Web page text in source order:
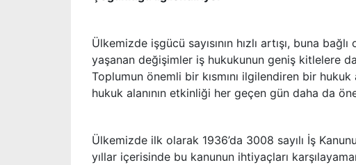
Ülkemizde işgücü sayısının hızlı artışı, buna
yaşanan değişimler iş hukukunun geniş kitlelere
Toplumun önemli bir kısmını ilgilendiren bir
hukuk alanının etkinliği her geçen gün daha da
Ülkemizde ilk olarak 1936’da 3008 sayılı İş
yıllar içerisinde bu kanunun ihtiyaçları